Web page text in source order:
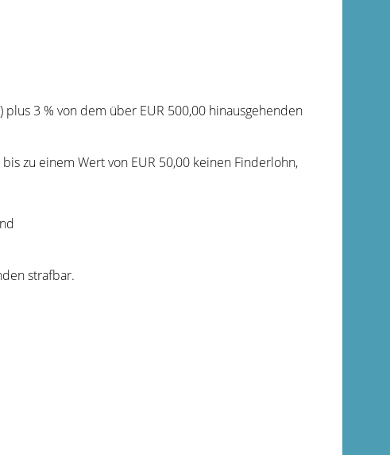
3 % von dem über EUR 500,00 hinausgehenden
zu einem Wert von EUR 50,00 keinen Finderlohn,
strafbar.